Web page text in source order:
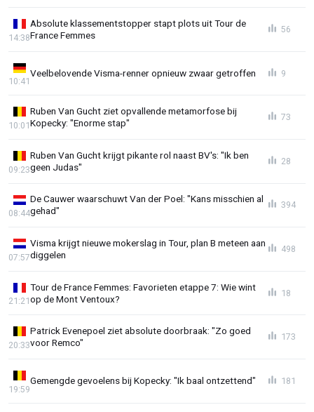
Absolute klassementstopper stapt plots uit Tour de
France Femmes
14:38
56
Veelbelovende Visma-renner opnieuw zwaar getroffen
10:41
9
Ruben Van Gucht ziet opvallende metamorfose bij
Kopecky: "Enorme stap"
10:01
73
Ruben Van Gucht krijgt pikante rol naast BV's: "Ik ben
geen Judas"
09:23
28
De Cauwer waarschuwt Van der Poel: "Kans misschien al
gehad"
08:44
394
Visma krijgt nieuwe mokerslag in Tour, plan B meteen aan
diggelen
07:57
498
Tour de France Femmes: Favorieten etappe 7: Wie wint
op de Mont Ventoux?
21:21
18
Patrick Evenepoel ziet absolute doorbraak: "Zo goed
voor Remco"
20:33
173
Gemengde gevoelens bij Kopecky: "Ik baal ontzettend"
19:59
181